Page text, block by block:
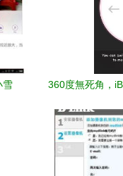
雪
360度無死角，